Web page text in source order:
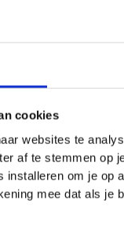
cookies
websites te
af te stemmen op
installeren om je op
mee dat als je
eind
en de timing van
door de
van de CAA (
klik
op te nemen
een
een speciale
de activa die